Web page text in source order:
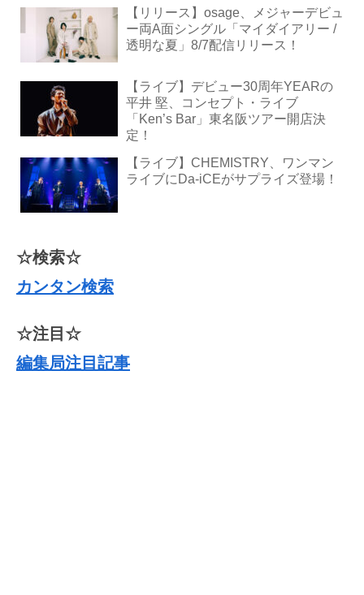
【リリース】osage、メジャーデビュ
ー両A面シングル「マイダイアリー /
透明な夏」8/7配信リリース！
【ライブ】デビュー30周年YEARの
平井 堅、コンセプト・ライブ
「Ken’s Bar」東名阪ツアー開店決
定！
【ライブ】CHEMISTRY、ワンマン
ライブにDa-iCEがサプライズ登場！
☆検索☆
カンタン検索
☆注目☆
編集局注目記事